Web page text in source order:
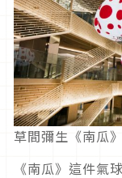
草間彌生《南瓜
《南瓜》這件氣